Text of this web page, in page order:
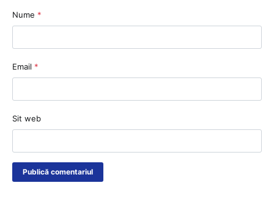
Nume *
Email *
Sit web